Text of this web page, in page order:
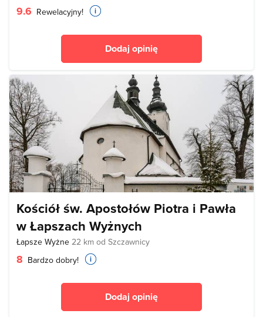
9.6 Rewelacyjny!
Dodaj opinię
Kościół św. Apostołów Piotra i Pawła
w Łapszach Wyżnych
Łapsze Wyżne 22 km od Szczawnicy
8 Bardzo dobry!
Dodaj opinię